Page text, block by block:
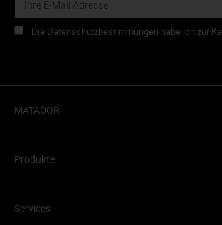
Die Datenschutzbestimmungen habe ich zur
MATADOR
Produkte
Services